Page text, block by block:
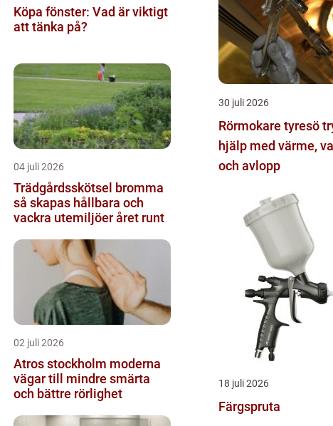
Köpa fönster: Vad är viktigt
att tänka på?
04 juli 2026
Trädgårdsskötsel bromma
så skapas hållbara och
vackra utemiljöer året runt
02 juli 2026
Atros stockholm moderna
vägar till mindre smärta
och bättre rörlighet
30 juli 2026
Rörmokare tyresö trygg
hjälp med värme,
och avlopp
18 juli 2026
Färgspruta